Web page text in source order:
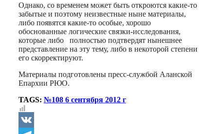
Однако, со временем может быть откроются какие-то
забытые и поэтому неизвестные ныне материалы,
либо появятся какие-то особые, хорошо
обоснованные логические связки-исследования,
которые либо полностью подтвердят нынешнее
представление на эту тему, либо в некоторой степени
его скорректируют.
Материалы подготовлены пресс-службой Аланской
Епархии РЮО.
TAGS: №108 6 сентября 2012 г